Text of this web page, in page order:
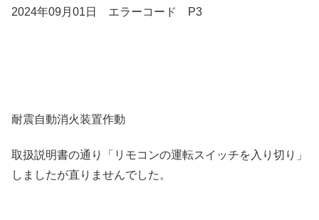
2024年09月01日 エラーコード P3
耐震自動消火装置作動
取扱説明書の通り「リモコンの運転スイッチを入り切り」
しましたが直りませんでした。